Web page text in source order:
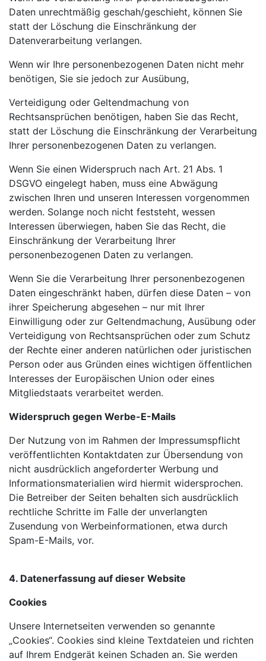
Daten unrechtmäßig geschah/geschieht, können Sie
statt der Löschung die Einschränkung der
Datenverarbeitung verlangen.
Wenn wir Ihre personenbezogenen Daten nicht mehr
benötigen, Sie sie jedoch zur Ausübung,
Verteidigung oder Geltendmachung von
Rechtsansprüchen benötigen, haben Sie das Recht,
statt der Löschung die Einschränkung der Verarbeitung
Ihrer personenbezogenen Daten zu verlangen.
Wenn Sie einen Widerspruch nach Art. 21 Abs. 1
DSGVO eingelegt haben, muss eine Abwägung
zwischen Ihren und unseren Interessen vorgenommen
werden. Solange noch nicht feststeht, wessen
Interessen überwiegen, haben Sie das Recht, die
Einschränkung der Verarbeitung Ihrer
personenbezogenen Daten zu verlangen.
Wenn Sie die Verarbeitung Ihrer personenbezogenen
Daten eingeschränkt haben, dürfen diese Daten – von
ihrer Speicherung abgesehen – nur mit Ihrer
Einwilligung oder zur Geltendmachung, Ausübung oder
Verteidigung von Rechtsansprüchen oder zum Schutz
der Rechte einer anderen natürlichen oder juristischen
Person oder aus Gründen eines wichtigen öffentlichen
Interesses der Europäischen Union oder eines
Mitgliedstaats verarbeitet werden.
Widerspruch gegen Werbe-E-Mails
Der Nutzung von im Rahmen der Impressumspflicht
veröffentlichten Kontaktdaten zur Übersendung von
nicht ausdrücklich angeforderter Werbung und
Informationsmaterialien wird hiermit widersprochen.
Die Betreiber der Seiten behalten sich ausdrücklich
rechtliche Schritte im Falle der unverlangten
Zusendung von Werbeinformationen, etwa durch
Spam-E-Mails, vor.
4. Datenerfassung auf dieser Website
Cookies
Unsere Internetseiten verwenden so genannte
„Cookies“. Cookies sind kleine Textdateien und richten
auf Ihrem Endgerät keinen Schaden an. Sie werden